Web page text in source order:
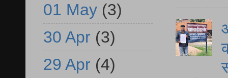
01 May (3)
30 Apr (3)
29 Apr (4)